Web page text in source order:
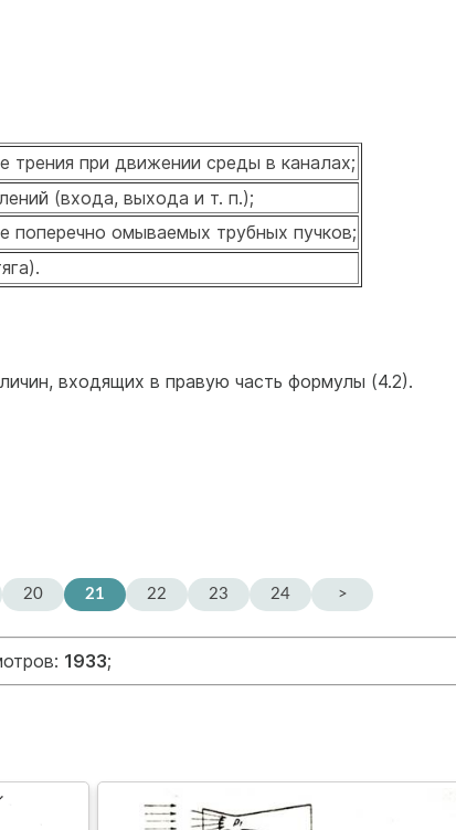
трения при движении среды в каналах;
(входа, выхода и т. п.);
поперечно омываемых трубных пучков;
входящих в пра­вую часть формулы (4.2).
20 21 22 23 24 >
1933;